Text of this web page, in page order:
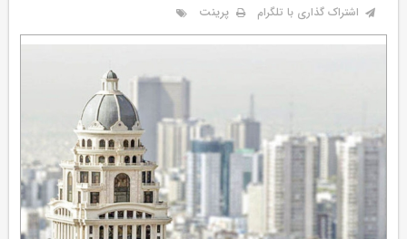
اشتراک گذاری با تلگرام
پرینت